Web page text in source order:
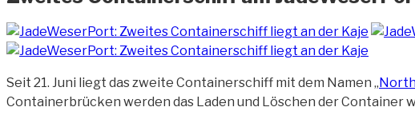
Seit 21. Juni liegt das zweite Containerschiff mit dem Namen „
Containerbrücken werden das Laden und Löschen der Container